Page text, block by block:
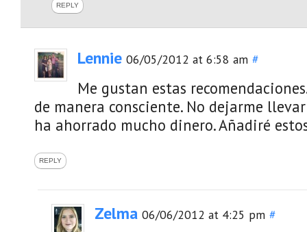
REPLY
Lennie 06/05/2012 at 6:58 am #
Me gustan estas
de manera consciente. No dejarme
ha ahorrado mucho dinero. Añadiré
REPLY
Zelma 06/06/2012 at 4:25 pm #